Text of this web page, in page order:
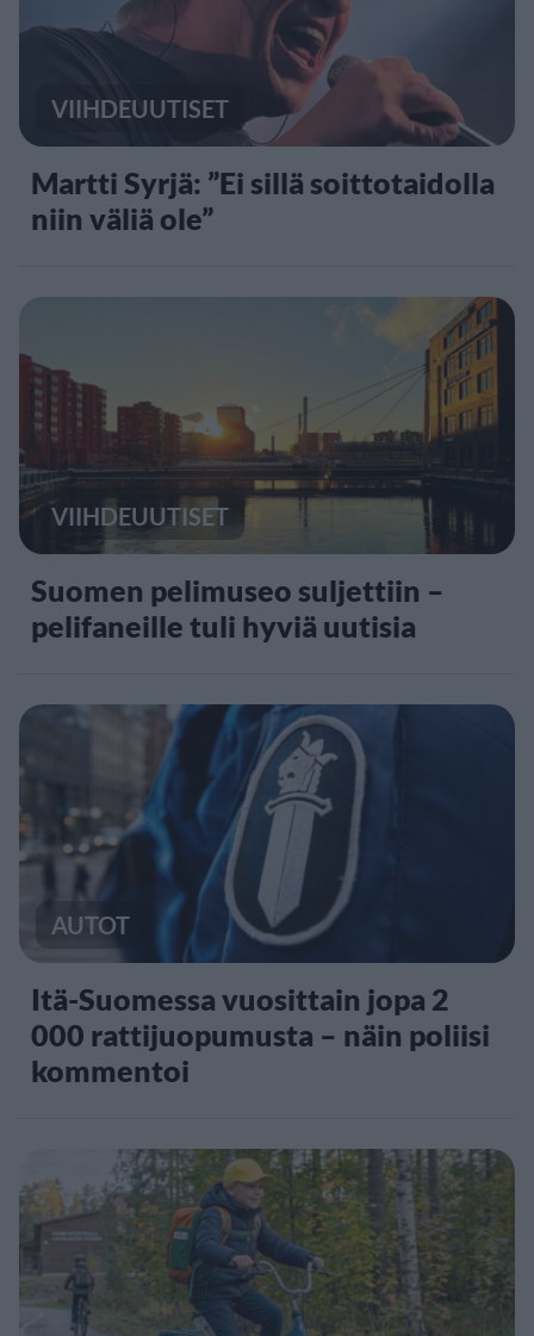
VIIHDEUUTISET
Martti Syrjä: ”Ei sillä soittotaidolla
niin väliä ole”
VIIHDEUUTISET
Suomen pelimuseo suljettiin –
pelifaneille tuli hyviä uutisia
AUTOT
Itä-Suomessa vuosittain jopa 2
000 rattijuopumusta – näin poliisi
kommentoi